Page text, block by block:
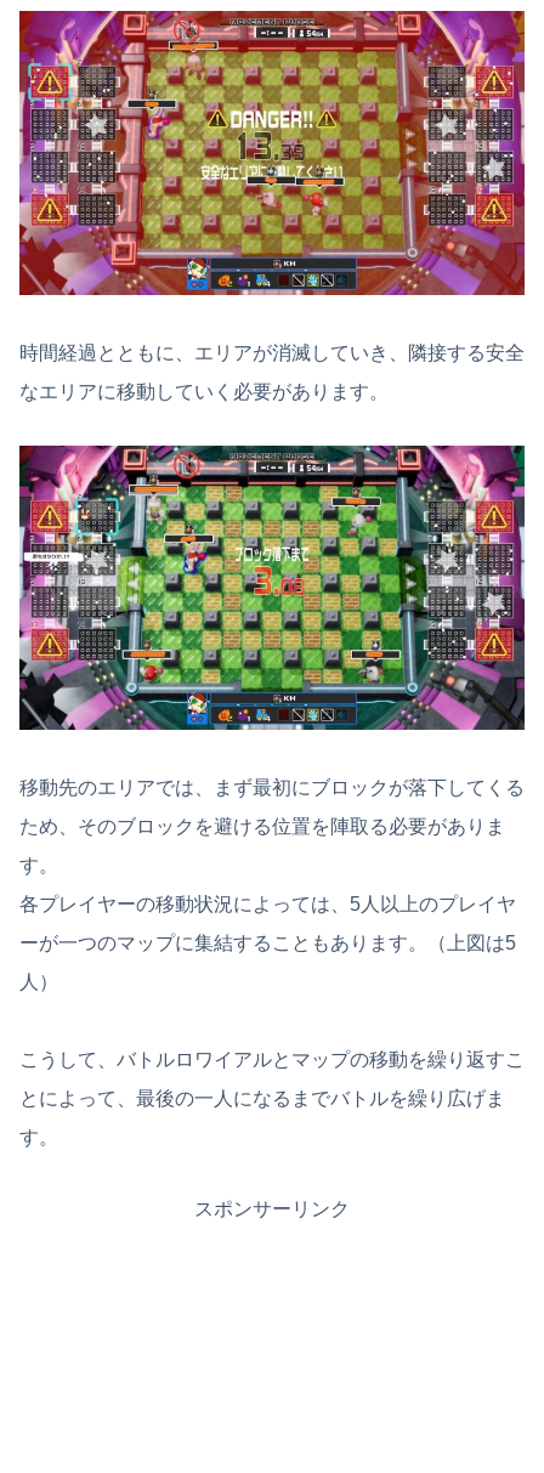
時間経過とともに、エリアが消滅していき、隣接する安全
なエリアに移動していく必要があります。
移動先のエリアでは、まず最初にブロックが落下してくる
ため、そのブロックを避ける位置を陣取る必要がありま
す。
各プレイヤーの移動状況によっては、5人以上のプレイヤ
ーが一つのマップに集結することもあります。（上図は5
人）
こうして、バトルロワイアルとマップの移動を繰り返すこ
とによって、最後の一人になるまでバトルを繰り広げま
す。
スポンサーリンク